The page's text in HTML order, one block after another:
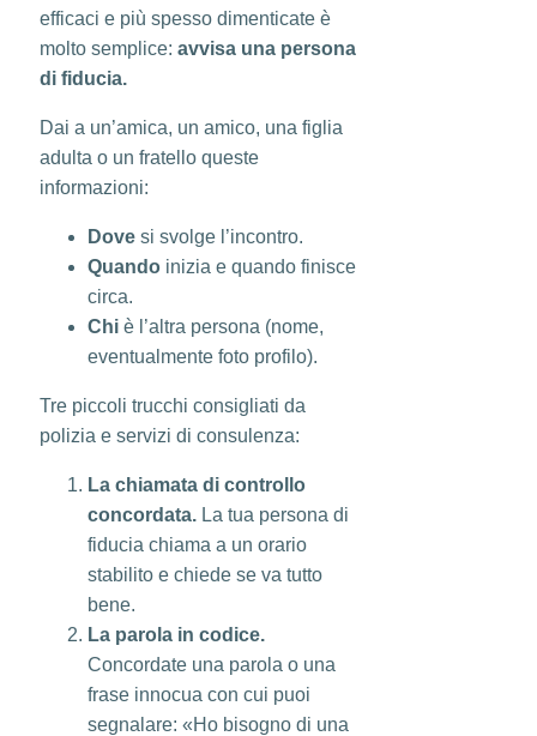
efficaci e più spesso dimenticate è
molto semplice: avvisa una persona
di fiducia.
Dai a un’amica, un amico, una figlia
adulta o un fratello queste
informazioni:
Dovesi svolge l’incontro.
Quandoinizia e quando finisce
circa.
Chiè l’altra persona (nome,
eventualmente foto profilo).
Tre piccoli trucchi consigliati da
polizia e servizi di consulenza:
La chiamata di controllo
concordata.La tua persona di
fiducia chiama a un orario
stabilito e chiede se va tutto
bene.
La parola in codice.
Concordate una parola o una
frase innocua con cui puoi
segnalare: «Ho bisogno di una